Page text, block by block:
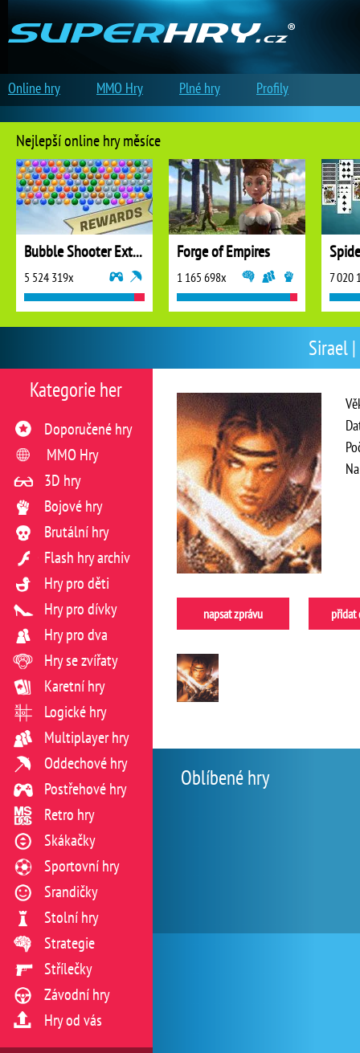
Sirael
napsat zprávu přidat
Oblíbené hry
Kategorie her
Doporučené hry
MMO Hry
3D hry
Bojové hry
Brutální hry
Flash hry archiv
Hry pro děti
Hry pro dívky
Hry pro dva
Hry se zvířaty
Karetní hry
Logické hry
Multiplayer hry
Oddechové hry
Postřehové hry
Retro hry
Skákačky
Sportovní hry
Srandičky
Stolní hry
Strategie
Střílečky
Závodní hry
Hry od vás
Nejlepší online hry měsíce
Bubble Shooter Extreme
5 524 319x
Forge of Empires
1 165 698x 7 020
Online hry MMO Hry Plné hry Profily